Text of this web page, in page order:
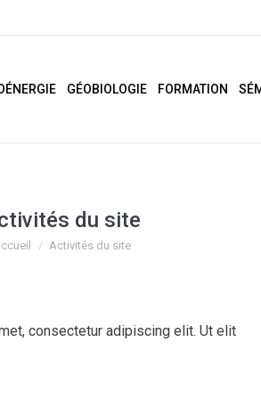
GÉOBIOLOGIE FORMATION
du site
êtes ici :
Activités du site
consectetur adipiscing elit. Ut elit